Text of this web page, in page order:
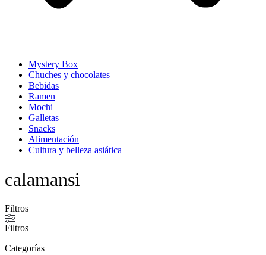
Mystery Box
Chuches y chocolates
Bebidas
Ramen
Mochi
Galletas
Snacks
Alimentación
Cultura y belleza asiática
calamansi
Filtros
Filtros
Categorías